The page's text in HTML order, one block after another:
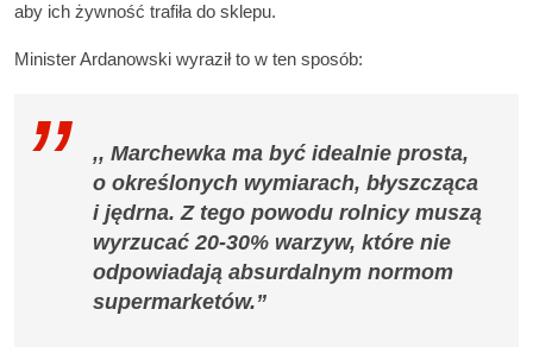
aby ich żywność trafiła do sklepu.
Minister Ardanowski wyraził to w ten sposób:
,, Marchewka ma być idealnie prosta,
o określonych wymiarach, błyszcząca
i jędrna. Z tego powodu rolnicy muszą
wyrzucać 20-30% warzyw, które nie
odpowiadają absurdalnym normom
supermarketów.”